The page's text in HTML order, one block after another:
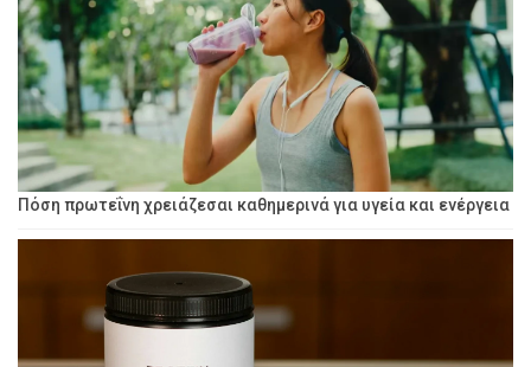
Πόση πρωτεΐνη χρειάζεσαι καθημερινά για υγεία και ενέργεια